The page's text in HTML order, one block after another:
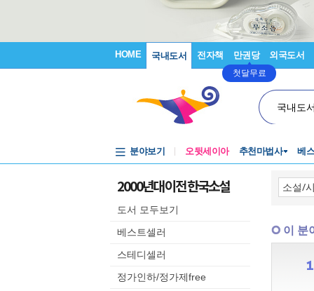
HOME 국내도서 전자책 만권당
첫달무료
외국도서
국내도
분야보기 오뒷세이아 추천마법사 베
2000년대 이전 한국소설
도서 모두보기
베스트셀러
스테디셀러
정가인하/정가제free
이 분